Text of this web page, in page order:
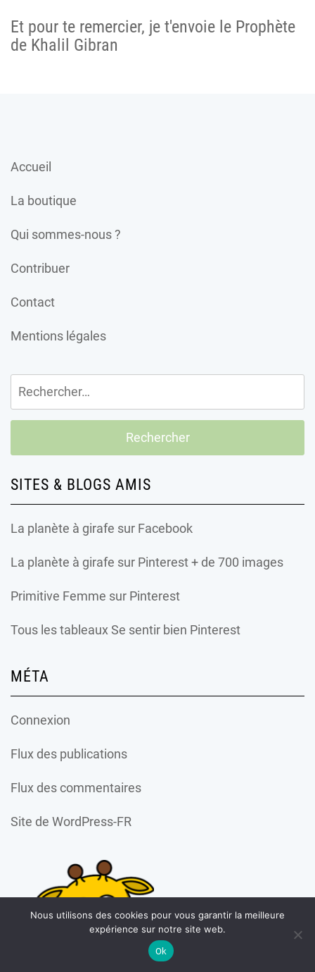
Et pour te remercier, je t'envoie le Prophète
de Khalil Gibran
Accueil
La boutique
Qui sommes-nous ?
Contribuer
Contact
Mentions légales
Rechercher :
SITES & BLOGS AMIS
La planète à girafe sur Facebook
La planète à girafe sur Pinterest + de 700 images
Primitive Femme sur Pinterest
Tous les tableaux Se sentir bien Pinterest
MÉTA
Connexion
Flux des publications
Flux des commentaires
Site de WordPress-FR
Nous utilisons des cookies pour vous garantir la meilleure
expérience sur notre site web.
Ok